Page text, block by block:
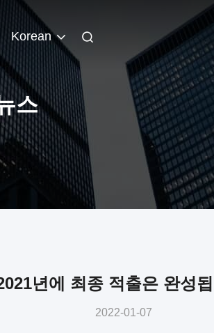
Korean
스
년에 최종 적출은 완성
2022-01-07